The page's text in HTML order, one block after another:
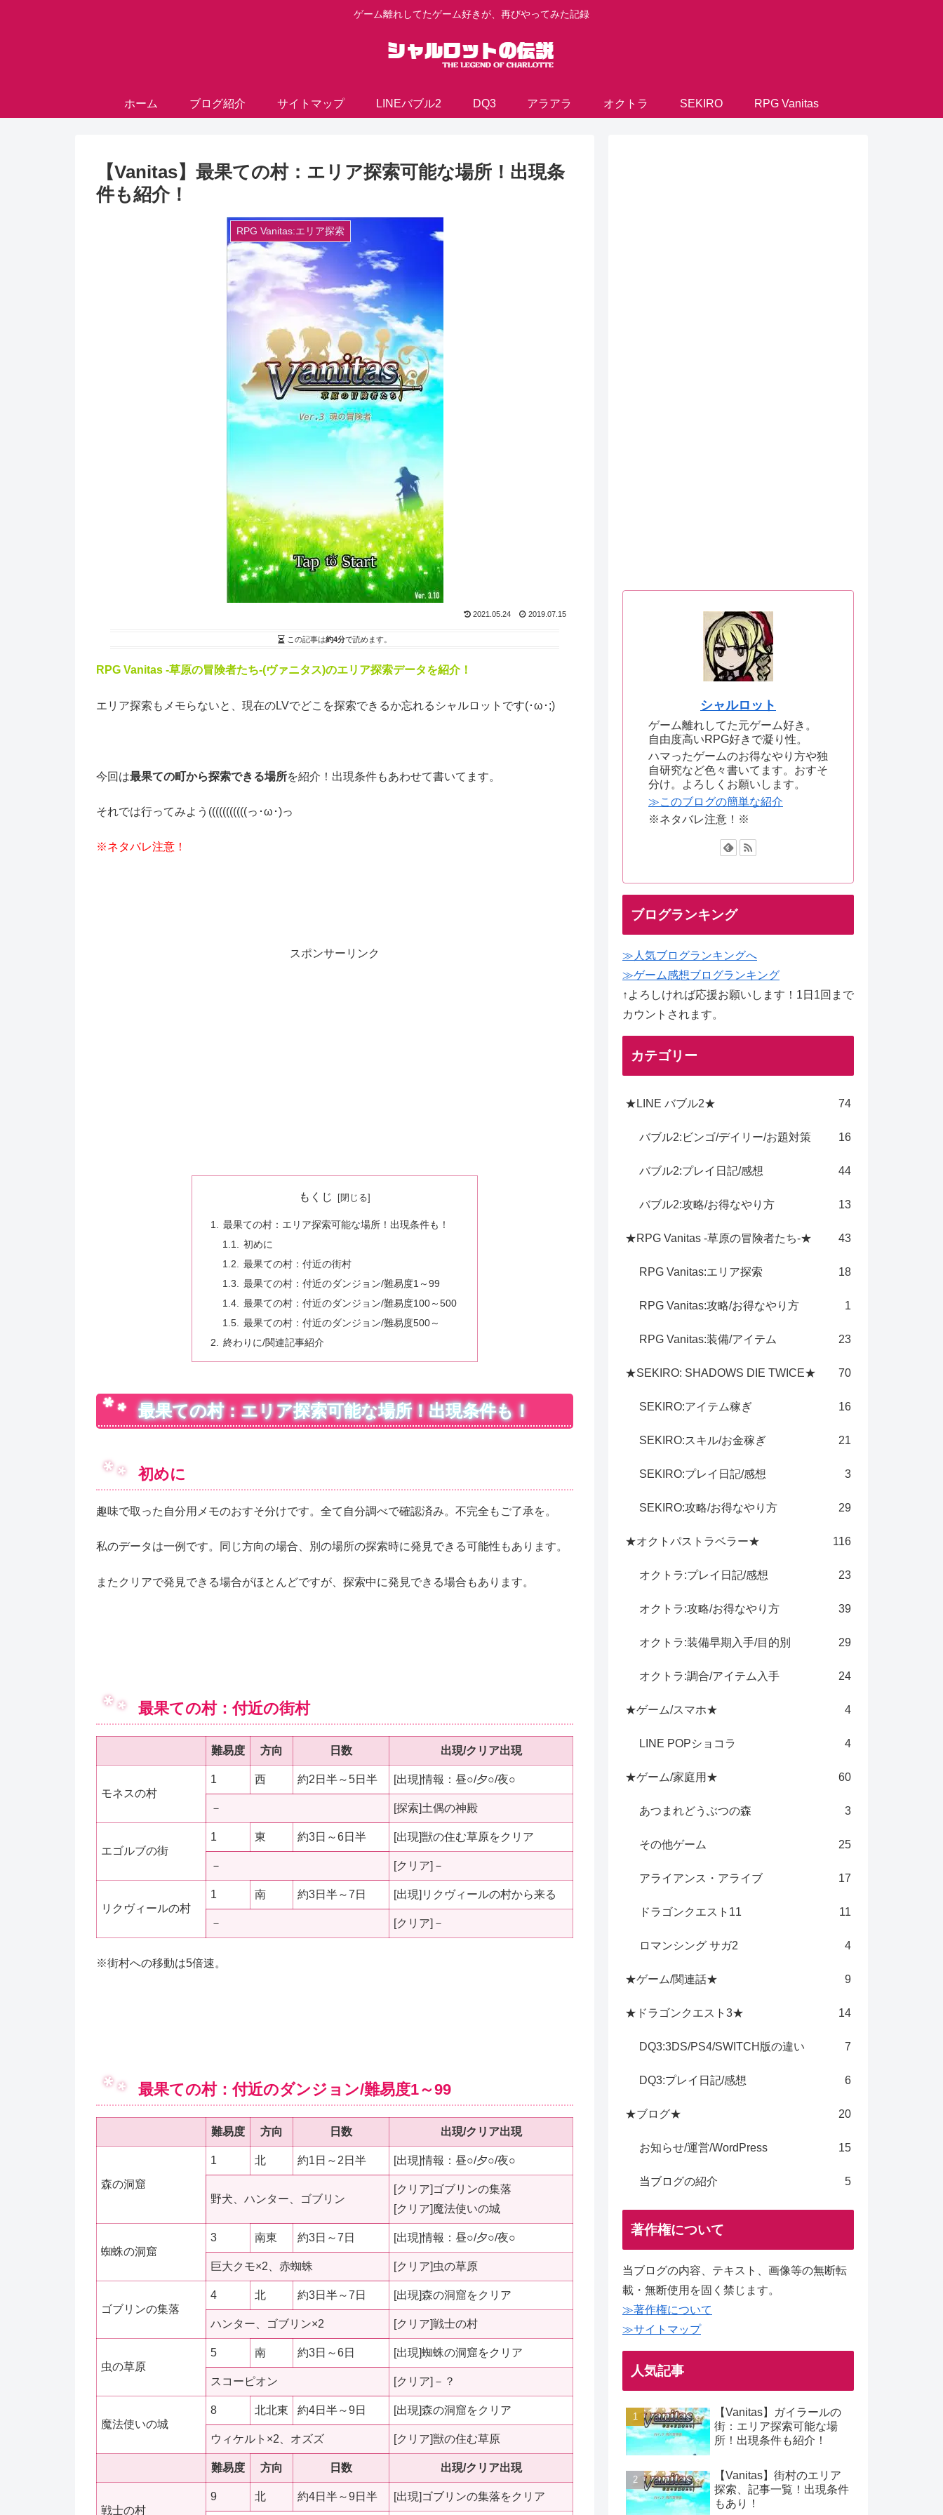
ゲーム離れしてたゲーム好きが、再びやってみた記録
ホーム ブログ紹介 サイトマップ LINEバブル2 DQ3 アラアラ オクトラ SEKIRO RPG Vanitas
【Vanitas】最果ての村：エリア探索可能な場所！出現条
件も紹介！
RPG Vanitas:エリア探索
2021.05.24 2019.07.15
この記事は約4分で読めます。
RPG Vanitas -草原の冒険者たち-(ヴァニタス)のエリア探索データを紹介！
エリア探索もメモらないと、現在のLVでどこを探索できるか忘れるシャルロットです(･ω･;)
今回は最果ての町から探索できる場所を紹介！出現条件もあわせて書いてます。
それでは行ってみよう(((((((((((っ･ω･)っ
※ネタバレ注意！
スポンサーリンク
もくじ
最果ての村：エリア探索可能な場所！出現条件も！
初めに
最果ての村：付近の街村
最果ての村：付近のダンジョン/難易度1～99
最果ての村：付近のダンジョン/難易度100～500
最果ての村：付近のダンジョン/難易度500～
終わりに/関連記事紹介
最果ての村：エリア探索可能な場所！出現条件も！
初めに
趣味で取った自分用メモのおすそ分けです。全て自分調べで確認済み。不完全もご了承を。
私のデータは一例です。同じ方向の場合、別の場所の探索時に発見できる可能性もあります。
またクリアで発見できる場合がほとんどですが、探索中に発見できる場合もあります。
最果ての村：付近の街村
難易度 方向 日数 出現/クリア出現
モネスの村
1 西 約2日半～5日半 [出現]情報：昼○/夕○/夜○
－ [探索]土偶の神殿
エゴルブの街
1 東 約3日～6日半 [出現]獣の住む草原をクリア
－ [クリア]－
リクヴィールの村
1 南 約3日半～7日 [出現]リクヴィールの村から来る
－ [クリア]－
※街村への移動は5倍速。
最果ての村：付近のダンジョン/難易度1～99
難易度 方向 日数 出現/クリア出現
森の洞窟
1 北 約1日～2日半 [出現]情報：昼○/夕○/夜○
野犬、ハンター、ゴブリン
[クリア]ゴブリンの集落
[クリア]魔法使いの城
蜘蛛の洞窟
3 南東 約3日～7日 [出現]情報：昼○/夕○/夜○
巨大クモ×2、赤蜘蛛 [クリア]虫の草原
ゴブリンの集落
4 北 約3日半～7日 [出現]森の洞窟をクリア
ハンター、ゴブリン×2 [クリア]戦士の村
虫の草原
5 南 約3日～6日 [出現]蜘蛛の洞窟をクリア
スコーピオン [クリア]－？
魔法使いの城
8 北北東 約4日半～9日 [出現]森の洞窟をクリア
ウィケルト×2、オズズ [クリア]獣の住む草原
難易度 方向 日数 出現/クリア出現
戦士の村
9 北 約4日半～9日半 [出現]ゴブリンの集落をクリア
シャルロット
ゲーム離れしてた元ゲーム好き。
自由度高いRPG好きで凝り性。
ハマったゲームのお得なやり方や独
自研究など色々書いてます。おすそ
分け。よろしくお願いします。
≫このブログの簡単な紹介
※ネタバレ注意！※
ブログランキング
≫人気ブログランキングへ
≫ゲーム感想ブログランキング
↑よろしければ応援お願いします！1日1回まで
カウントされます。
カテゴリー
★LINE バブル2★ 74
バブル2:ビンゴ/デイリー/お題対策 16
バブル2:プレイ日記/感想 44
バブル2:攻略/お得なやり方 13
★RPG Vanitas -草原の冒険者たち-★ 43
RPG Vanitas:エリア探索 18
RPG Vanitas:攻略/お得なやり方 1
RPG Vanitas:装備/アイテム 23
★SEKIRO: SHADOWS DIE TWICE★ 70
SEKIRO:アイテム稼ぎ 16
SEKIRO:スキル/お金稼ぎ 21
SEKIRO:プレイ日記/感想 3
SEKIRO:攻略/お得なやり方 29
★オクトパストラベラー★ 116
オクトラ:プレイ日記/感想 23
オクトラ:攻略/お得なやり方 39
オクトラ:装備早期入手/目的別 29
オクトラ:調合/アイテム入手 24
★ゲーム/スマホ★ 4
LINE POPショコラ 4
★ゲーム/家庭用★ 60
あつまれどうぶつの森 3
その他ゲーム 25
アライアンス・アライブ 17
ドラゴンクエスト11 11
ロマンシング サガ2 4
★ゲーム/関連話★ 9
★ドラゴンクエスト3★ 14
DQ3:3DS/PS4/SWITCH版の違い 7
DQ3:プレイ日記/感想 6
★ブログ★ 20
お知らせ/運営/WordPress 15
当ブログの紹介 5
著作権について
当ブログの内容、テキスト、画像等の無断転
載・無断使用を固く禁じます。
≫著作権について
≫サイトマップ
人気記事
【Vanitas】ガイラールの
街：エリア探索可能な場
所！出現条件も紹介！
【Vanitas】街村のエリア
探索、記事一覧！出現条件
もあり！